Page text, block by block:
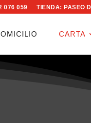
076 059 TIENDA: PASEO
CARTA